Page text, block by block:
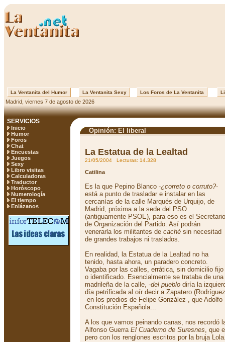
La Ventanita del Humor La Ventanita Sexy Los Foros de La Ventanita
Madrid, viernes 7 de agosto de 2026
SERVICIOS
Inicio
Humor
Foros
Chat
Encuestas
Juegos
Sexy
Libro visitas
Calculadoras
Traductor
Horóscopo
Numerología
El tiempo
Enlázanos
Opinión: El liberal
La Estatua de la Lealtad
21/05/2004 Lecturas: 14.328
Catilina
Es la que Pepino Blanco -¿correto o corruto?-
está a punto de trasladar e instalar en las
cercanías de la calle Marqués de Urquijo, de
Madrid, próxima a la sede del PSO
(antiguamente PSOE), para eso es el Secretario
de Organización del Partido. Así podrán
venerarla los militantes de caché sin necesitad
de grandes trabajos ni traslados.
En realidad, la Estatua de la Lealtad no ha
tenido, hasta ahora, un paradero concreto.
Vagaba por las calles, errática, sin domicilio fijo
o identificado. Esencialmente se trataba de una
madrileña de la calle, -del pueblo diría la
día petrificada al oír decir a Zapatero
-en los predios de Felipe González-, que
Constitución Española...
A los que vamos peinando canas, nos recordó
Alfonso Guerra El Cuaderno de Suresnes, que
pero con los renglones escritos por la bruja